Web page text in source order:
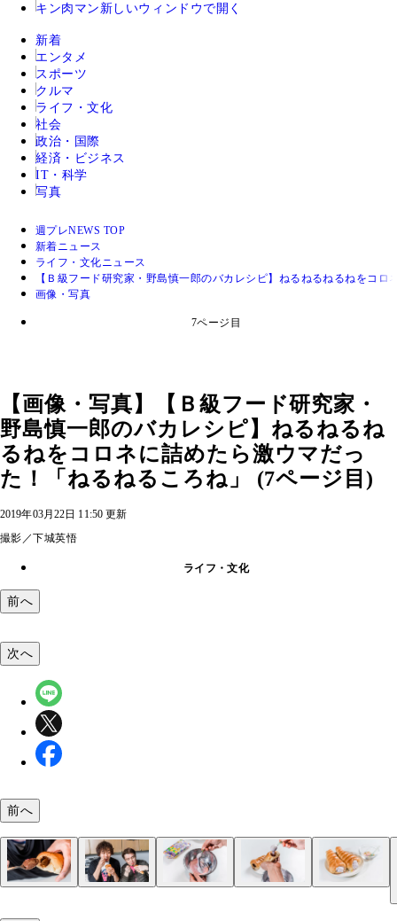
キン肉マン 新しいウィンドウで開く
新着
エンタメ
スポーツ
クルマ
ライフ・文化
社会
政治・国際
経済・ビジネス
IT・科学
写真
週プレNEWS TOP
新着ニュース
ライフ・文化ニュース
【Ｂ級フード研究家・野島慎一郎のバカレシピ】ねるねるねるねをコ
画像・写真
7ページ目
【画像・写真】【Ｂ級フード研究家・
野島慎一郎のバカレシピ】ねるねるね
るねをコロネに詰めたら激ウマだっ
た！「ねるねるころね」 (7ページ目)
2019年03月22日 11:50 更新
撮影／下城英悟
ライフ・文化
前へ
（１）抜く！ コロネを焼くところから作るのは
（２）食べる！ 抜いたチョコクリームはもった
（３）練る！ 「ねるねるねるね」を錬成。５個
（４）入れる！ 空洞になったコロネに錬成した
次へ
前へ